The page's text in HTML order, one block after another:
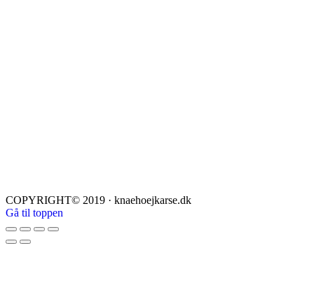
COPYRIGHT© 2019 · knaehoejkarse.dk
Gå til toppen